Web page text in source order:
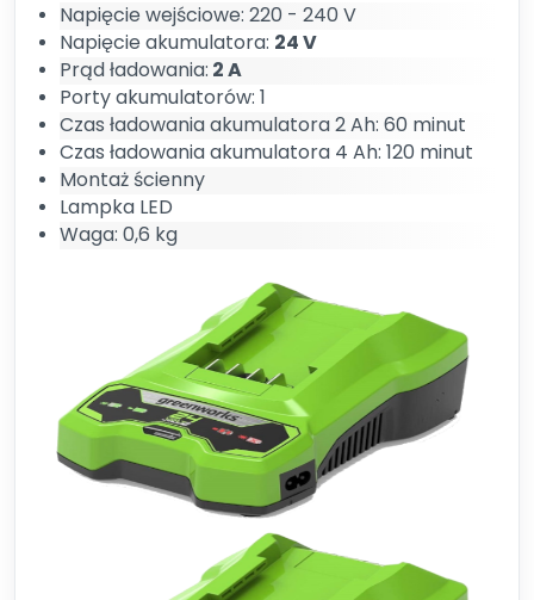
Napięcie wejściowe: 220 - 240 V
Napięcie akumulatora: 24 V
Prąd ładowania: 2 A
Porty akumulatorów: 1
Czas ładowania akumulatora 2 Ah: 60 minut
Czas ładowania akumulatora 4 Ah: 120 minut
Montaż ścienny
Lampka LED
Waga: 0,6 kg